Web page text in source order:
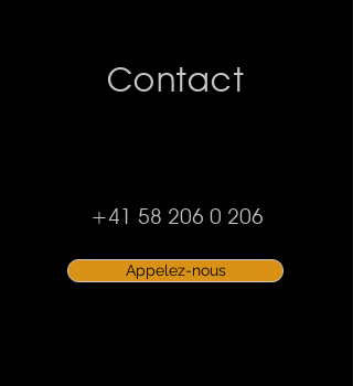
Contact
+41 58 206 0 206
Appelez-nous